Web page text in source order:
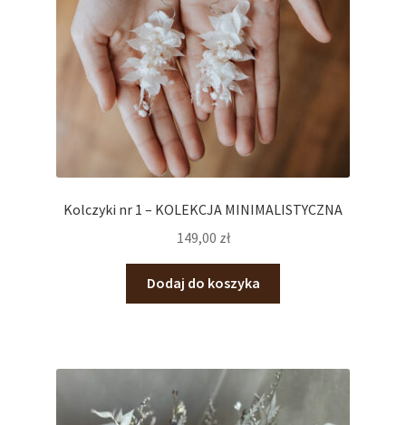
Kolczyki nr 1 – KOLEKCJA MINIMALISTYCZNA
149,00 zł
Dodaj do koszyka